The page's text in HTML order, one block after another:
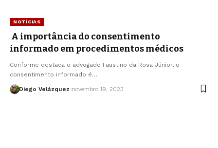
NOTÍCIAS
A importância do consentimento
informado em procedimentos médicos
Conforme destaca o advogado Faustino da Rosa Júnior, o
consentimento informado é…
Diego Velázquez novembro 19, 2023